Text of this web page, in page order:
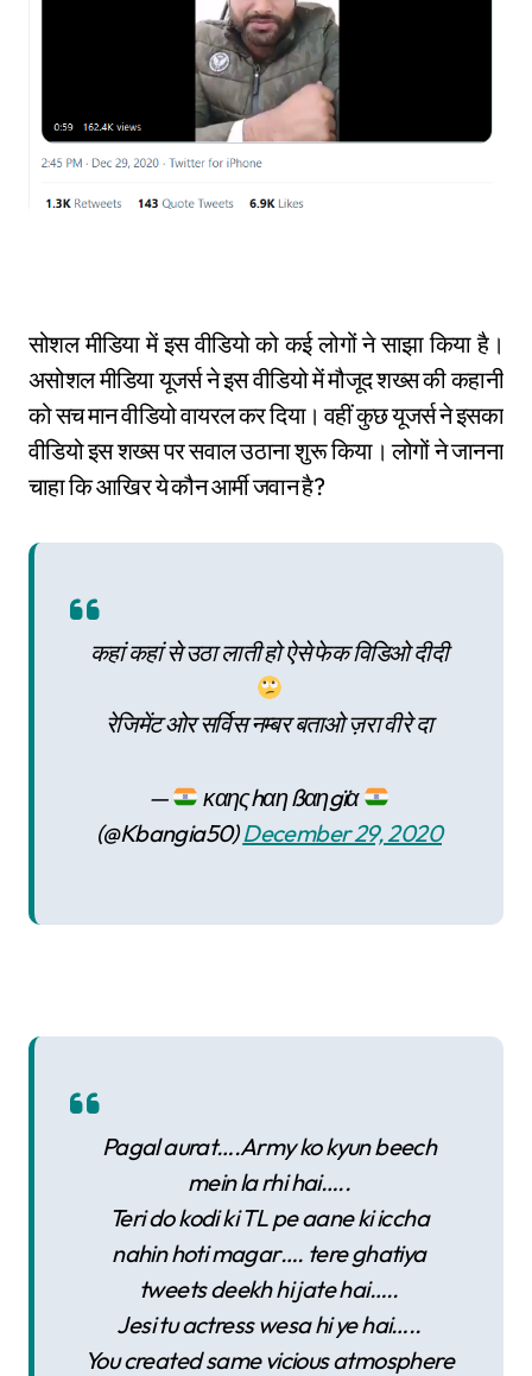
सोशल मीडिया में इस वीडियो को कई लोगों ने साझा किया है।
असोशल मीडिया यूजर्स ने इस वीडियो में मौजूद शख्स की कहानी
को सच मान वीडियो वायरल कर दिया। वहीं कुछ यूजर्स ने इसका
वीडियो इस शख्स पर सवाल उठाना शुरू किया। लोगों ने जानना
चाहा कि आखिर ये कौन आर्मी जवान है?
कहां कहां से उठा लाती हो ऐसे फेक विडिओ दीदी
रेजिमेंट ओर सर्विस नम्बर बताओ ज़रा वीरे दा
—
καηςhαη ßαηgïα
(@Kbangia50)December 29, 2020
Pagal aurat….Army ko kyun beech
mein la rhi hai…..
Teri do kodi ki TL pe aane ki iccha
nahin hoti magar…. tere ghatiya
tweets deekh hi jate hai…..
Jesi tu actress wesa hi ye hai…..
You created same vicious atmosphere